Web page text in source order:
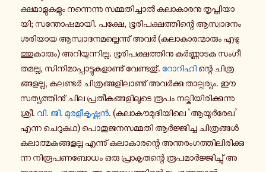
ക്ഷ­മാ­ളു­ക­ളും ന­ന്നെ­ന്നു സ­മ്മ­തി­ച്ചാൽ ക­ലാ­കാ­ര­നു തൃ­പ്തി­യാ­
യി; സ­ന്തോ­ഷ­മാ­യി. പക്ഷേ, ഭൂ­രി­പ­ക്ഷ­ത്തി­ന്റെ ആ­സ്വാ­ദ­നം
ശ­രി­യാ­യ ആ­സ്വാ­ദ­ന­മ­ല്ലെ­ന്നു് അവർ (ക­ലാ­കാ­ര­ന്മാ­രും എ­ഴു­
ത്തു­കാ­രും) അ­റി­യു­ന്നി­ല്ല. ഭൂ­രി­പ­ക്ഷ­ത്തി­നു കർ­ണ്ണാ­ട­ക സം­ഗീ­
ത­മ­ല്ല, സി­നി­മാ­പ്പാ­ട്ടു­ക­ളാ­ണു് വേ­ണ്ട­തു്.റോ­റി­ഹി ന്റെ ചി­ത്ര­
ങ്ങ­ള­ല്ല, ക­ല­ണ്ടർ ചി­ത്ര­ങ്ങ­ളി­ലാ­ണു് അ­വർ­ക്കു താ­ല്പ­ര്യം. ഈ
സ­ത്യ­ത്തി­നു് ചില പ്ര­തീ­ക­ങ്ങ­ളി­ലൂ­ടെ രൂപം ന­ല്കി­യി­രി­ക്കു­ന്നു
ശ്രീ. വി. ജി. മു­ര­ളീ­കൃ­ഷ്ണൻ. (ക­ലാ­കൗ­മു­ദി­യി­ലെ ‘ആ­യൂർ­രേ­ഖ’
എന്ന ചെ­റു­ക­ഥ) പൊ­തു­ജ­ന­സ­മ്മ­തി ആർ­ജ്ജി­ച്ച ചി­ത്ര­ങ്ങൾ
ക­ലാ­ത്മ­ക­ങ്ങ­ള­ല്ല എ­ന്നു് ക­ലാ­കാ­ര­ന്റെ അ­ന്ത­രം­ഗ­ത്തി­ലി­രി­ക്കു­
ന്ന നി­രൂ­പ­ണ­ബോ­ധം ഒരു പ്രാ­കൃ­ത­ന്റെ രൂ­പ­മാർ­ജ്ജി­ച്ചു് അ­